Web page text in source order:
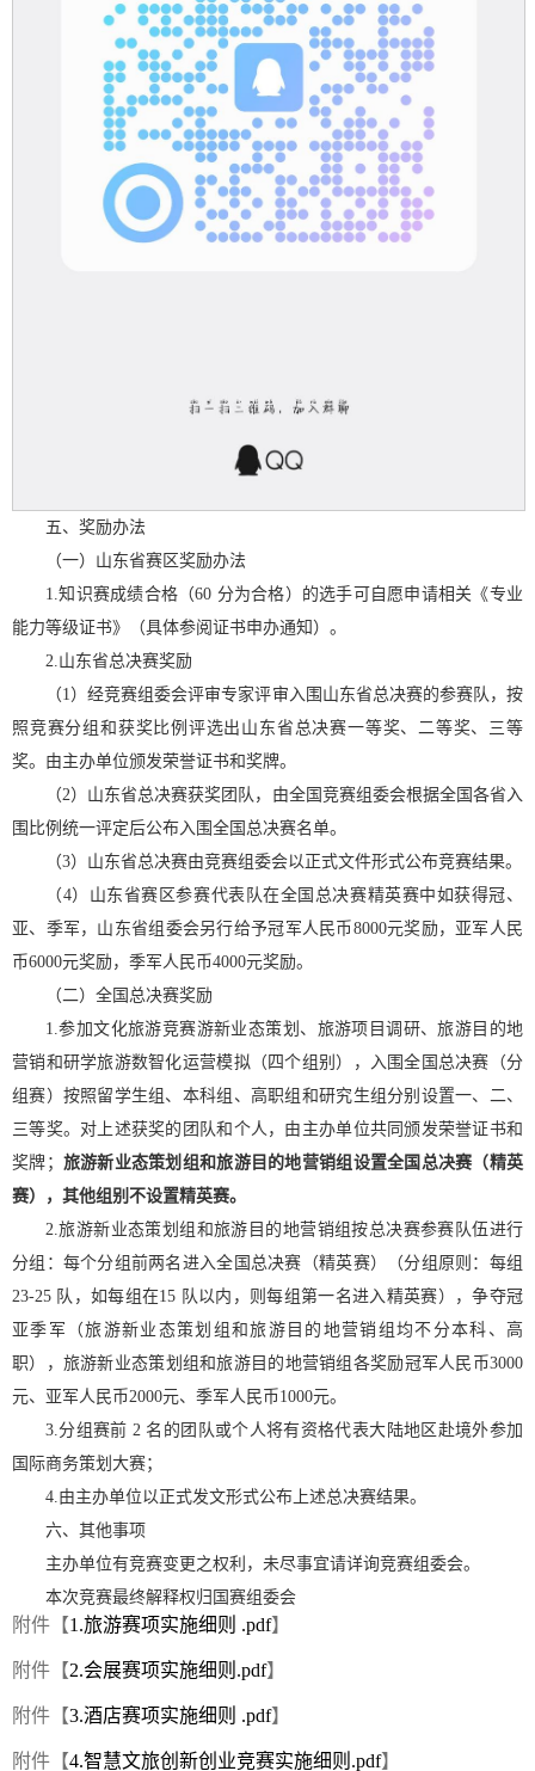
五、奖励办法
（一）山东省赛区奖励办法
1.知识赛成绩合格（60 分为合格）的选手可自愿申请相关《专业
能力等级证书》（具体参阅证书申办通知）。
2.山东省总决赛奖励
（1）经竞赛组委会评审专家评审入围山东省总决赛的参赛队，按
照竞赛分组和获奖比例评选出山东省总决赛一等奖、二等奖、三等
奖。由主办单位颁发荣誉证书和奖牌。
（2）山东省总决赛获奖团队，由全国竞赛组委会根据全国各省入
围比例统一评定后公布入围全国总决赛名单。
（3）山东省总决赛由竞赛组委会以正式文件形式公布竞赛结果。
（4）山东省赛区参赛代表队在全国总决赛精英赛中如获得冠、
亚、季军，山东省组委会另行给予冠军人民币8000元奖励，亚军人民
币6000元奖励，季军人民币4000元奖励。
（二）全国总决赛奖励
1.参加文化旅游竞赛游新业态策划、旅游项目调研、旅游目的地
营销和研学旅游数智化运营模拟（四个组别），入围全国总决赛（分
组赛）按照留学生组、本科组、高职组和研究生组分别设置一、二、
三等奖。对上述获奖的团队和个人，由主办单位共同颁发荣誉证书和
奖牌； 旅游新业态策划组和旅游目的地营销组设置全国总决赛（精英
赛），其他组别不设置精英赛。
2.旅游新业态策划组和旅游目的地营销组按总决赛参赛队伍进行
分组：每个分组前两名进入全国总决赛（精英赛）（分组原则：每组
23-25 队，如每组在15 队以内，则每组第一名进入精英赛），争夺冠
亚季军（旅游新业态策划组和旅游目的地营销组均不分本科、高
职），旅游新业态策划组和旅游目的地营销组各奖励冠军人民币3000
元、亚军人民币2000元、季军人民币1000元。
3.分组赛前 2 名的团队或个人将有资格代表大陆地区赴境外参加
国际商务策划大赛；
4.由主办单位以正式发文形式公布上述总决赛结果。
六、其他事项
主办单位有竞赛变更之权利，未尽事宜请详询竞赛组委会。
本次竞赛最终解释权归国赛组委会
附件【1.旅游赛项实施细则 .pdf】
附件【2.会展赛项实施细则.pdf】
附件【3.酒店赛项实施细则 .pdf】
附件【4.智慧文旅创新创业竞赛实施细则.pdf】